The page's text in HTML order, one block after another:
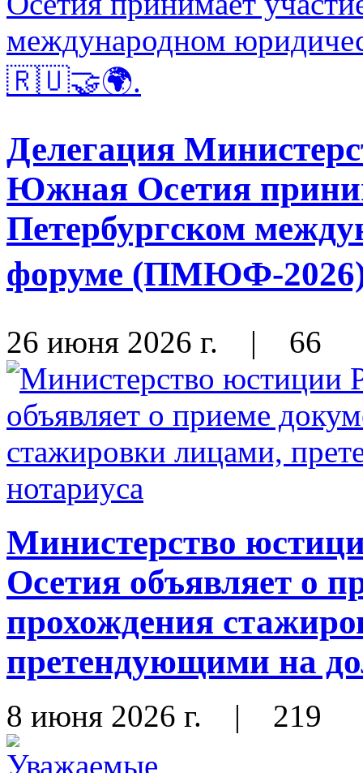
Делегация
Южная Осетия
Петербургском
форуме (ПМЮФ-
26 июня 2026 г. | 66
Министерство
Осетия объявляет о
прохождения
претендующими на
8 июня 2026 г. | 219